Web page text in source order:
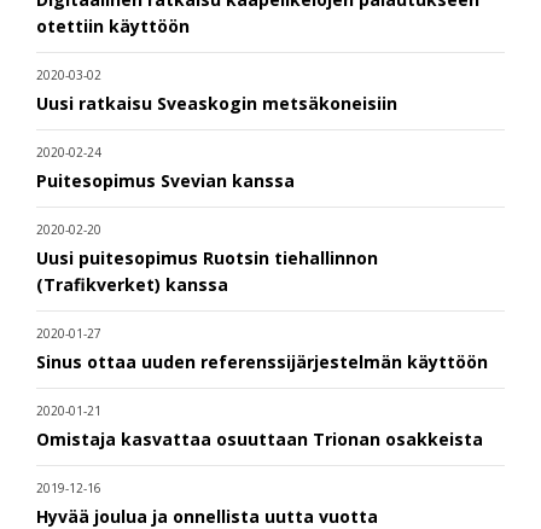
otettiin käyttöön
2020-03-02
Uusi ratkaisu Sveaskogin metsäkoneisiin
2020-02-24
Puitesopimus Svevian kanssa
2020-02-20
Uusi puitesopimus Ruotsin tiehallinnon
(Trafikverket) kanssa
2020-01-27
Sinus ottaa uuden referenssijärjestelmän käyttöön
2020-01-21
Omistaja kasvattaa osuuttaan Trionan osakkeista
2019-12-16
Hyvää joulua ja onnellista uutta vuotta